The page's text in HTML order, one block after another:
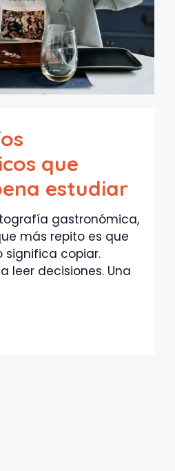
que
estudiar
gastronómica,
más repito es que
significa copiar.
leer decisiones. Una